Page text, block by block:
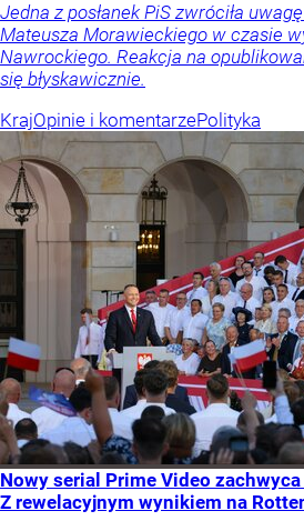
Jedna z posłanek PiS zwróciła
Mateusza Morawieckiego w czasie
Nawrockiego. Reakcja na
się błyskawicznie.
KrajOpinie i komentarzePolityka
Nowy serial Prime Video
Z rewelacyjnym wynikiem na